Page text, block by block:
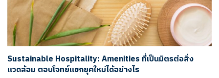
Sustainable Hospitality: Amenities ที่เป็นมิตรต่อสิ่ง
แวดล้อม ตอบโจทย์แขกยุคใหม่ได้อย่างไร